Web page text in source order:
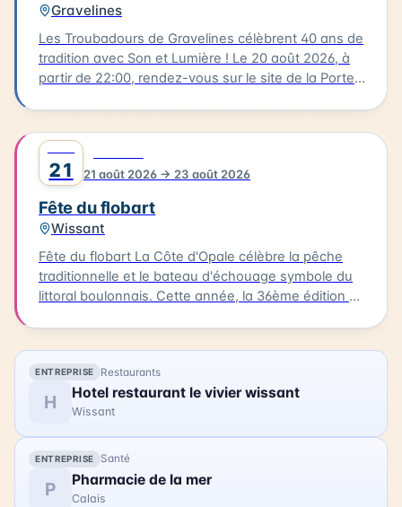
Gravelines
Les Troubadours de Gravelines célèbrent 40 ans de
tradition avec Son et Lumière ! Le 20 août 2026, à
partir de 22:00, rendez-vous sur le site de la Porte
quatre décennies de musique et de lumière. Cette
soirée est l'occasion de se rassembler et de
partager un moment magique avec la communauté
gravelinoise. Les tarifs sont les suivants : 16€ pour
les adultes, 12€ pour les réduits, 5€ pour les
enfants, et 32€ pour un pack famille (2 adultes + 2
enfants). Vous pouvez acheter vos billets en ligne.
Rejoignez les Troubadours pour célébrer ce joli
anniversaire !
21 21 août 2026 → 23 août 2026
Fête du flobart
Wissant
Fête du flobart La Côte d'Opale célèbre la pêche
traditionnelle et le bateau d'échouage symbole du
littoral boulonnais. Cette année, la 36ème édition de
dégustation de produits de la mer, artisanat
maritime, rencontre avec les associations,
expositions, petite restauration et démonstrations
de mise à l'eau de flobarts. Une messes des marins
sera célébrée le 23 août à 9h30. Le 23 août, à partir
de 16h, un défilé de flobarts se déroulera dans les
rues du village. Accès libre.
ENTREPRISE Restaurants
H Hotel restaurant le vivier wissant
Wissant
ENTREPRISE Santé
P Pharmacie de la mer
Calais